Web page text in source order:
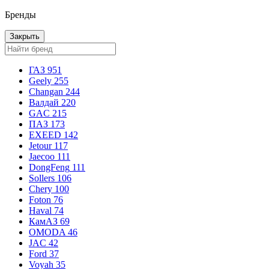
Бренды
Закрыть
ГАЗ 951
Geely 255
Changan 244
Валдай 220
GAC 215
ПАЗ 173
EXEED 142
Jetour 117
Jaecoo 111
DongFeng 111
Sollers 106
Chery 100
Foton 76
Haval 74
КамАЗ 69
OMODA 46
JAC 42
Ford 37
Voyah 35